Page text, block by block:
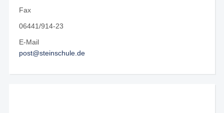
Fax
06441/914-23
E-Mail
post@steinschule.de